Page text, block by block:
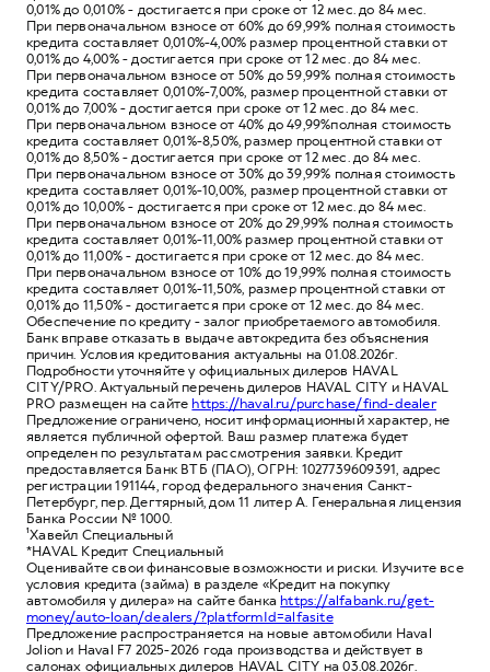
0,01% до 0,010% - достигается при сроке от 12 мес. до 84 мес.
При первоначальном взносе от 60% до 69,99% полная стоимость
кредита составляет 0,010%-4,00% размер процентной ставки от
0,01% до 4,00% - достигается при сроке от 12 мес. до 84 мес.
При первоначальном взносе от 50% до 59,99% полная стоимость
кредита составляет 0,010%-7,00%, размер процентной ставки от
0,01% до 7,00% - достигается при сроке от 12 мес. до 84 мес.
При первоначальном взносе от 40% до 49,99%полная стоимость
кредита составляет 0,01%-8,50%, размер процентной ставки от
0,01% до 8,50% - достигается при сроке от 12 мес. до 84 мес.
При первоначальном взносе от 30% до 39,99% полная стоимость
кредита составляет 0,01%-10,00%, размер процентной ставки от
0,01% до 10,00% - достигается при сроке от 12 мес. до 84 мес.
При первоначальном взносе от 20% до 29,99% полная стоимость
кредита составляет 0,01%-11,00% размер процентной ставки от
0,01% до 11,00% - достигается при сроке от 12 мес. до 84 мес.
При первоначальном взносе от 10% до 19,99% полная стоимость
кредита составляет 0,01%-11,50%, размер процентной ставки от
0,01% до 11,50% - достигается при сроке от 12 мес. до 84 мес.
Обеспечение по кредиту - залог приобретаемого автомобиля.
Банк вправе отказать в выдаче автокредита без объяснения
причин. Условия кредитования актуальны на 01.08.2026г.
Подробности уточняйте у официальных дилеров HAVAL
CITY/PRO. Актуальный перечень дилеров HAVAL CITY и HAVAL
PRO размещен на сайтеhttps://haval.ru/purchase/find-dealer
Предложение ограничено, носит информационный характер, не
является публичной офертой. Ваш размер платежа будет
определен по результатам рассмотрения заявки. Кредит
предоставляется Банк ВТБ (ПАО), ОГРН: 1027739609391, адрес
регистрации 191144, город федерального значения Санкт-
Петербург, пер. Дегтярный, дом 11 литер А. Генеральная лицензия
Банка России № 1000.
¹Хавейл Специальный
*HAVAL Кредит Специальный
Оценивайте свои финансовые возможности и риски. Изучите все
условия кредита (займа) в разделе «Кредит на покупку
автомобиля у дилера» на сайте банкаhttps://alfabank.ru/get-
money/auto-loan/dealers/?platformId=alfasite
Предложение распространяется на новые автомобили Haval
Jolion и Haval F7 2025-2026 года производства и действует в
салонах официальных дилеров HAVAL CITY на 03.08.2026г.